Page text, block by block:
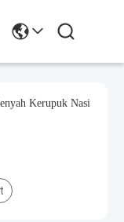
Kerupuk Nasi